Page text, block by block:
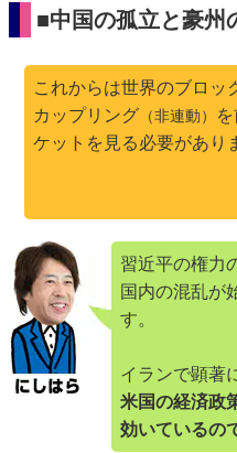
■中国の孤立と豪州
これからは世界のブロッ
カップリング （非連動）
ケットを見る必要があり
習近平の権力
国内の混乱が
す。
イランで顕著
米国の経済政
効いているの